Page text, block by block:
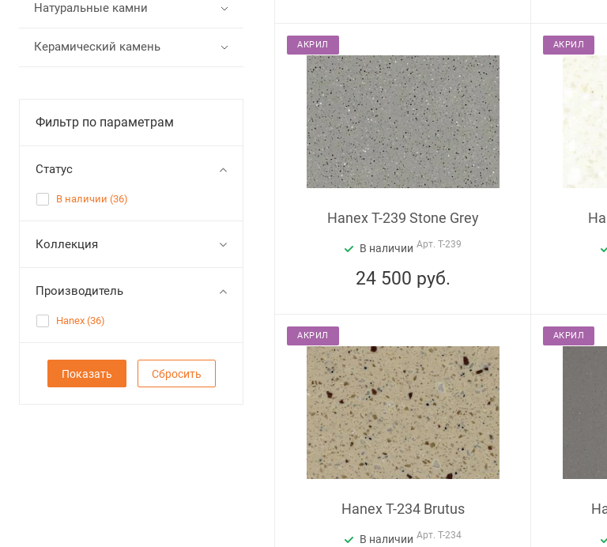
АКРИЛ
Hanex T-239 Stone Grey
В наличии Арт. T-239
24 500 руб.
АКРИЛ
АКРИЛ
Hanex T-234 Brutus
В наличии Арт. T-234
АКРИЛ
Натуральные камни
Керамический камень
Фильтр по параметрам
Статус
В наличии (36)
Коллекция
Производитель
Hanex (36)
Сбросить